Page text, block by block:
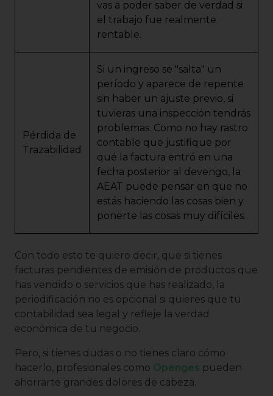
vas a poder saber de verdad si
el trabajo fue realmente
rentable.
Pérdida de
Trazabilidad
Si un ingreso se "salta" un
período y aparece de repente
sin haber un ajuste previo, si
tuvieras una inspección tendrás
problemas. Como no hay rastro
contable que justifique por
qué la factura entró en una
fecha posterior al devengo, la
AEAT puede pensar en que no
estás haciendo las cosas bien y
ponerte las cosas muy difíciles.
Con todo esto te quiero decir, que si tienes
facturas pendientes de emisión de productos que
has vendido o servicios que has realizado, la
periodificación no es opcional si quieres que tu
contabilidad sea legal y refleje la verdad
económica de tu negocio.
Pero, si tienes dudas o no tienes claro cómo
hacerlo, profesionales como Openges pueden
ahorrarte grandes dolores de cabeza.